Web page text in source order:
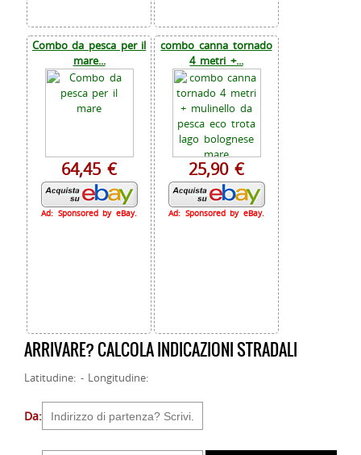
Combo da pesca per il
mare...
64,45 €
Ad: Sponsored by eBay.
combo canna tornado
4 metri +...
25,90 €
Ad: Sponsored by eBay.
ARRIVARE? CALCOLA INDICAZIONI STRADALI
Latitudine: - Longitudine:
Da: